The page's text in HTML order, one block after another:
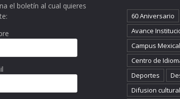
el boletín al cual quieres
60 Aniversario
Avance
Campus
Centro de
Deportes
Difusion cultural